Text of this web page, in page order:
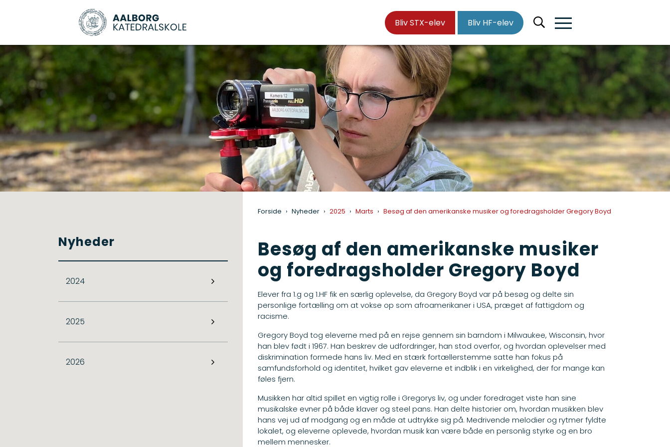
Bliv STX-elev Bliv HF-elev
Forside Nyheder 2025 Marts Besøg af den amerikanske musiker og foredragsholder Gregory Boyd
Nyheder
2024
2025
2026
Besøg af den amerikanske musiker
og foredragsholder Gregory Boyd
Elever fra 1.g og 1.HF fik en særlig oplevelse, da Gregory Boyd var på besøg og delte sin
personlige fortælling om at vokse op som afroamerikaner i USA, præget af fattigdom og
racisme.
Gregory Boyd tog eleverne med på en rejse gennem sin barndom i Milwaukee, Wisconsin, hvor
han blev født i 1967. Han beskrev de udfordringer, han stod overfor, og hvordan oplevelser med
diskrimination formede hans liv. Med en stærk fortællerstemme satte han fokus på
samfundsforhold og identitet, hvilket gav eleverne et indblik i en virkelighed, der for mange kan
føles fjern.
Musikken har altid spillet en vigtig rolle i Gregorys liv, og under foredraget viste han sine
musikalske evner på både klaver og steel pans. Han delte historier om, hvordan musikken blev
hans vej ud af modgang og en måde at udtrykke sig på. Medrivende melodier og rytmer fyldte
lokalet, og eleverne oplevede, hvordan musik kan være både en personlig styrke og en bro
mellem mennesker.